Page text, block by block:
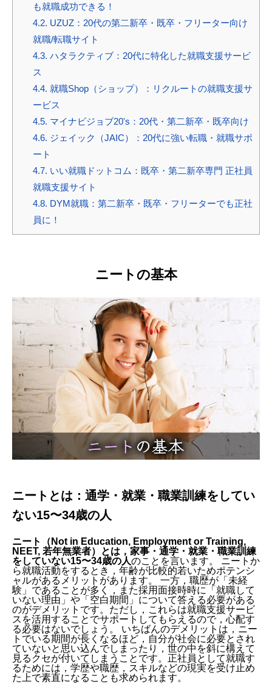
も就職成功できる！
4.2. UZUZ：20代の第二新卒・既卒・フリーター向け
就職/転職サイト
4.3. ハタラクティブ：20代に特化した就職支援サービ
ス
4.4. 就職Shop（ショップ）：リクルートの就職支援サ
ービス
4.5. マイナビジョブ20's：20代・第二新卒・既卒向け
4.6. ジェイック（JAIC）：20代に強い転職・就職サポ
ート
4.7. いい就職ドットコム：既卒・第二新卒専門 正社員
就職支援サイト
4.8. DYM就職：第二新卒・既卒・フリーターでも正社
員に！
ニートの基本
ニートとは：通学・就業・職業訓練をしてい
ない15〜34歳の人
ニート（Not in Education, Employment or Training,
NEET, 若年無業者）とは，家事・通学・就業・職業訓練
をしていない15〜34歳の人のことを言います。 ニートか
ら就職活動をするとき，年齢が比較的若いためポテンシ
ャルがあるメリットがあります。 一方，職歴が「未経
験」であることが多く，また採用面接時時に「就職して
いない理由」や「空白期間」について答える必要がある
のがデメリットです。ただし，これらは就職支援サービ
スを活用することでサポートしてもらえるので，心配す
る必要はないでしょう。 いちばんのデメリットは，ニー
トでいる期間が長くなるほど，自分が社会に必要とされ
ていないと思い込んでしまったり，世の中を斜に構えて
見るクセが付いてしまうことです。正社員として就職す
るためには，学歴や職歴，スキルなどの現実を受け止め
た上で素直になることも求められます。